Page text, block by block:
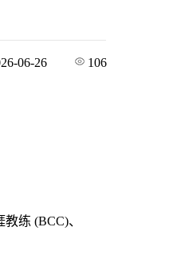
06-26 106
练 (BCC)、